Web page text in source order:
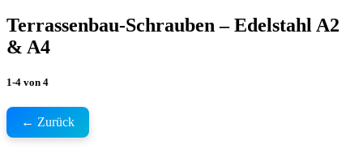
Terrassenbau-Schrauben – Edelstahl A2
& A4
1-4 von 4
← Zurück